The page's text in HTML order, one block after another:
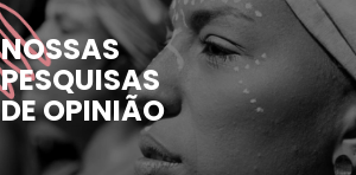
NOSSAS
PESQUISAS
DE OPINIÃO